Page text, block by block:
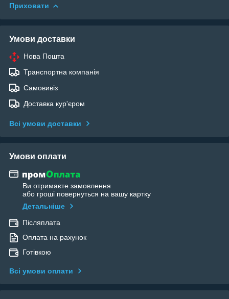
Приховати
Умови доставки
Нова Пошта
Транспортна компанія
Самовивіз
Доставка кур'єром
Всі умови доставки
Умови оплати
Ви отримаєте замовлення
або гроші повернуться на вашу картку
Детальніше
Післяплата
Оплата на рахунок
Готівкою
Всі умови оплати